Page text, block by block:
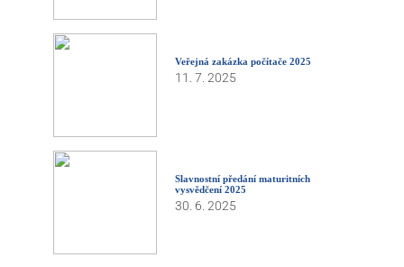
Veřejná zakázka počítače 2025
11. 7. 2025
Slavnostní předání maturitních
vysvědčení 2025
30. 6. 2025